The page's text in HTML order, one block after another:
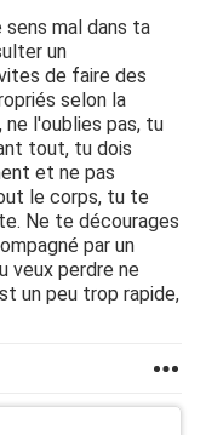
mal dans ta
un
de faire des
selon la
ne l'oublies pas, tu
tout, tu dois
et ne pas
le corps, tu te
Ne te décourages
par un
veux perdre ne
un peu trop rapide,